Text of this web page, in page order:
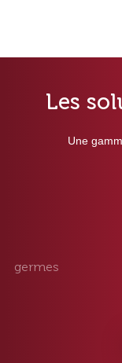
Les
Une
germes